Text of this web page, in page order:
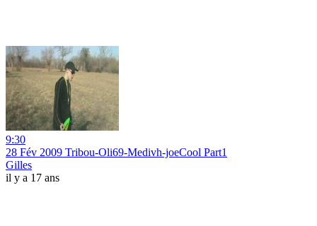
9:30
28 Fév 2009 Tribou-Oli69-Medivh-joeCool Part1
Gilles
il y a 17 ans